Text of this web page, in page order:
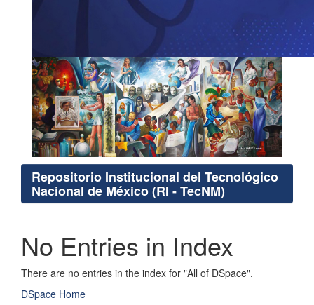
Repositorio Institucional del Tecnológico
Nacional de México (RI - TecNM)
No Entries in Index
There are no entries in the index for "All of DSpace".
DSpace Home